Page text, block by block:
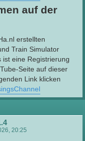
auf der
erstellten
Train Simulator
ist eine Registrierung
Seite auf dieser
Link klicken
20:25